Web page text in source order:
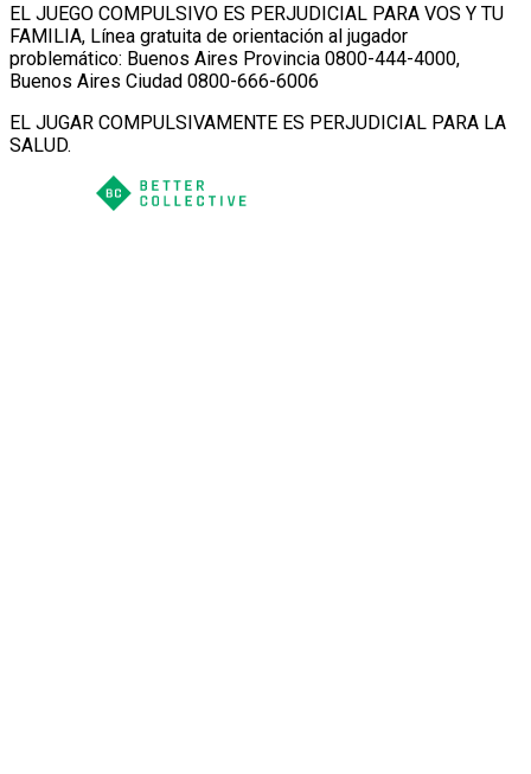
EL JUEGO COMPULSIVO ES PERJUDICIAL PARA VOS Y TU
FAMILIA, Línea gratuita de orientación al jugador
problemático: Buenos Aires Provincia 0800-444-4000,
Buenos Aires Ciudad 0800-666-6006
EL JUGAR COMPULSIVAMENTE ES PERJUDICIAL PARA LA
SALUD.